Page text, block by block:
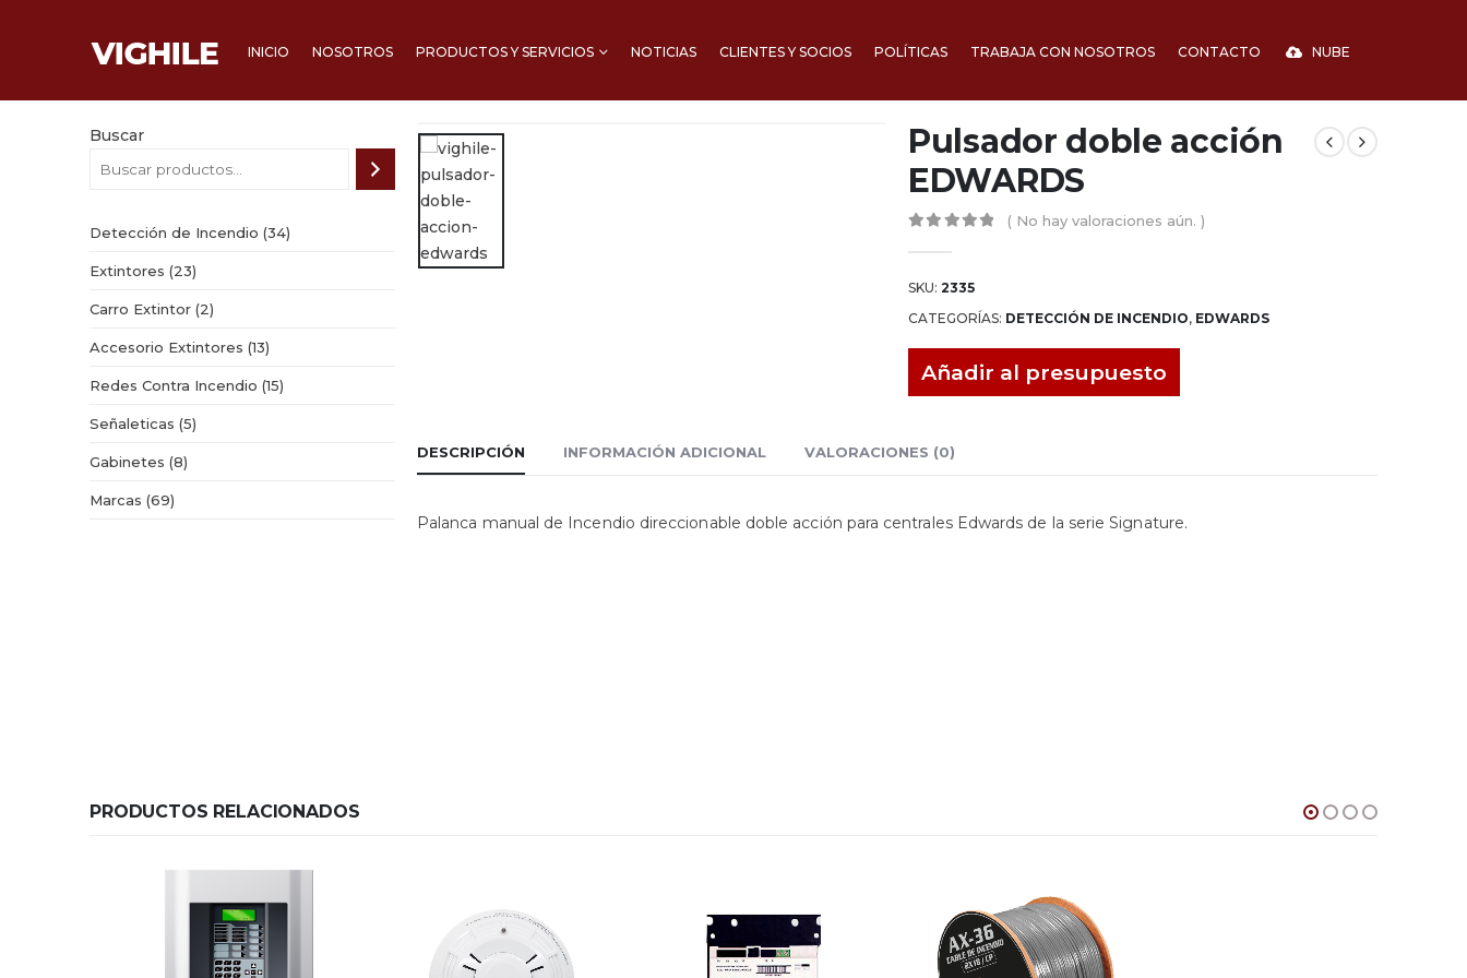
INICIO NOSOTROS PRODUCTOS Y SERVICIOS NOTICIAS CLIENTES Y SOCIOS POLÍTICAS TRABAJA CON NOSOTROS CONTACTO NUBE
Pulsador doble acción
EDWARDS
( No hay valoraciones aún. )
SKU: 2335
CATEGORÍAS: DETECCIÓN DE INCENDIO, EDWARDS
Añadir al presupuesto
DESCRIPCIÓN INFORMACIÓN ADICIONAL VALORACIONES (0)
Palanca manual de Incendio direccionable doble acción para centrales Edwards de la serie Signature.
Buscar
Detección de Incendio 3434
Extintores 2323
Carro Extintor 22
Accesorio Extintores 1313
Redes Contra Incendio 1515
Señaleticas 55
Gabinetes 88
Marcas 6969
PRODUCTOS RELACIONADOS